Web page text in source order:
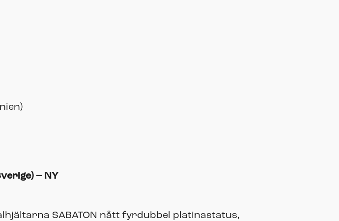
– NY
SABATON nått fyrdubbel platinastatus,